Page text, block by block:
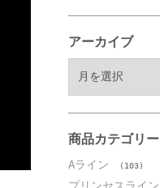
アーカイブ
ブ
商品カテゴリー
Aライン (103)